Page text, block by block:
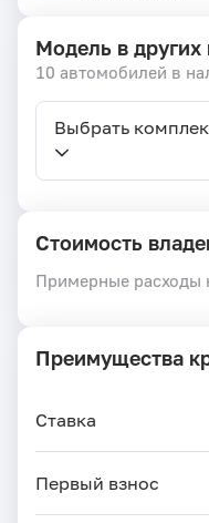
Модель в других
10 автомобилей в
Выбрать
Стоимость
Примерные расходы
Преимущества
Ставка
Первый взнос